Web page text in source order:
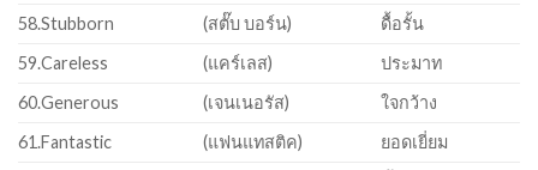
58.Stubborn
(สตั๊บ บอร์น)
ดื้อรั้น
59.Careless
(แคร์เลส)
ประมาท
60.Generous
(เจนเนอรัส)
ใจกว้าง
61.Fantastic
(แฟนแทสติค)
ยอดเยี่ยม